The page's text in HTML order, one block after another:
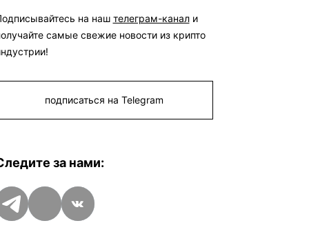
на наш телеграм-канали
самые свежие новости из крипто
подписаться на Telegram
за нами:
Telegram
ДзенVK